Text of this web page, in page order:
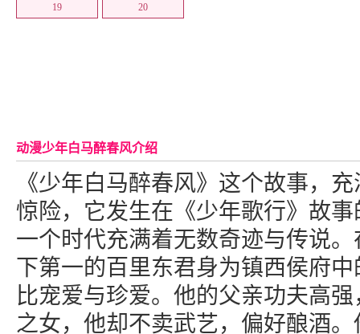
19 20
动漫少年白马醉春风介绍
《少年白马醉春风》这个故事，
惊险，它发生在《少年歌行》故
一个时代充满着无数奇迹与传说
下第一的百里东君身为镇西侯府
比宠爱与珍爱。他的父亲功夫高
之女，他却不卖武艺，偏好酿酒